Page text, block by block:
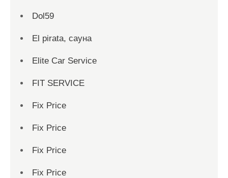
Dol59
El pirata, сауна
Elite Car Service
FIT SERVICE
Fix Price
Fix Price
Fix Price
Fix Price